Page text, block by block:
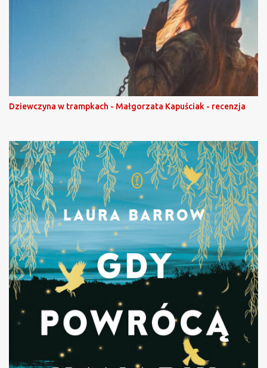
Dziewczyna w trampkach - Małgorzata Kapuściak - recenzja